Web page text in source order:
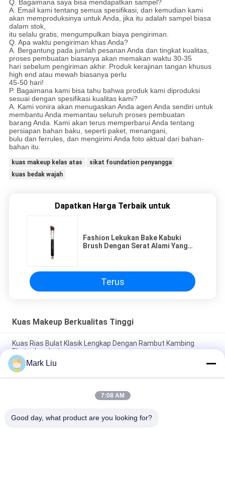
Q. Bagaimana saya bisa mendapatkan sampel?
A. Email kami tentang semua spesifikasi, dan kemudian kami
akan memproduksinya untuk Anda, jika itu adalah sampel biasa
dalam stok,
itu selalu gratis, mengumpulkan biaya pengiriman.
Q. Apa waktu pengiriman khas Anda?
A. Bergantung pada jumlah pesanan Anda dan tingkat kualitas,
proses pembuatan biasanya akan memakan waktu 30-35
hari sebelum pengiriman akhir. Produk kerajinan tangan khusus
high end atau mewah biasanya perlu
45-50 hari!
P. Bagaimana kami bisa tahu bahwa produk kami diproduksi
sesuai dengan spesifikasi kualitas kami?
A. Kami vonira akan menugaskan Anda agen Anda sendiri untuk
membantu Anda memantau seluruh proses pembuatan
barang Anda. Kami akan terus memperbarui Anda tentang
persiapan bahan baku, seperti paket, menangani,
bulu dan ferrules, dan mengirimi Anda foto aktual dari bahan-
bahan itu.
kuas makeup kelas atas
sikat foundation penyangga
kuas bedak wajah
Dapatkan Harga Terbaik untuk
Fashion Lekukan Bake Kabuki
Brush Dengan Serat Alami Yang
Terus
Kuas Makeup Berkualitas Tinggi
Kuas Rias Bulat Klasik Lengkap Dengan Rambut Kambing
Ekstra Lembut
Vonira Beauty Kuas Rias Rambut Kambing Besar Kipas /
Pegangan Kayu Kuas Rias Kelas Atas
Kuas Rias Rambut Kambing Sheer Sangat Lembut Dengan
Mark Liu
7:08 AM
Good day, what product are you looking for?